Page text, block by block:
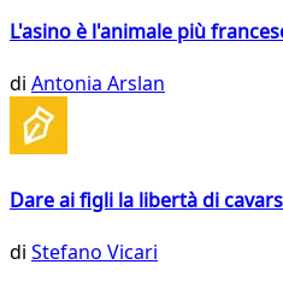
L'asino è l'animale più
di Antonia Arslan
Dare ai figli la libertà di
di Stefano Vicari